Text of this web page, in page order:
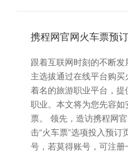
携程网官网火车票预
跟着互联网时刻的不断
主选拔通过在线平台购
着名的旅游职业平台，
职业。本文将为您先容
票。 领先，造访携程网
击“火车票”选项投入预订
号，若莫得账号，可注